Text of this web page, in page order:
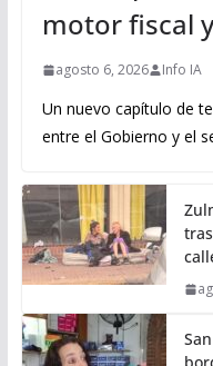
motor fiscal
agosto 6, 2026 Info IA
Un nuevo capítulo de
entre el Gobierno y el